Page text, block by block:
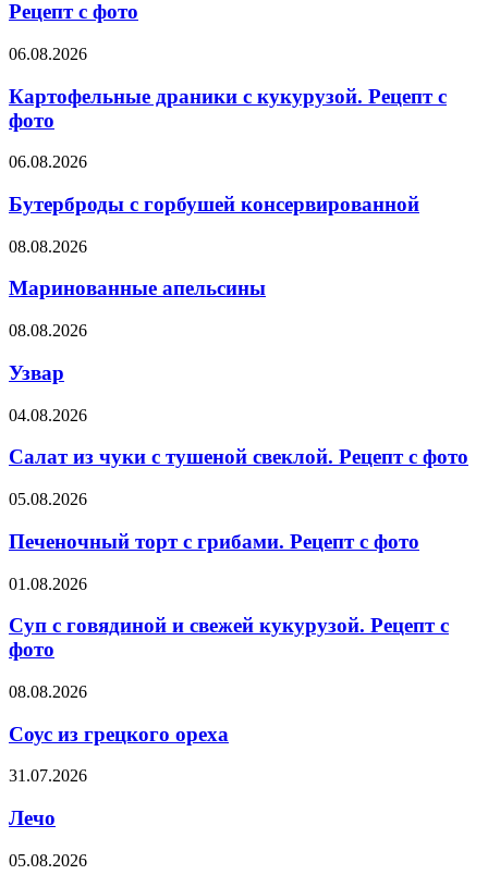
зернистым
Рецепт
фото
Рецепт с фото
Картофельные
с
кукурузой.
Рецепт
фото
06.08.2026
Картофельные драники с кукурузой. Рецепт с
фото
Бутерброды
горбушей
консервированной
06.08.2026
Бутерброды с горбушей консервированной
Маринованные
08.08.2026
Маринованные апельсины
Узвар
08.08.2026
Узвар
Салат
чуки
тушеной
Рецепт
с
04.08.2026
Салат из чуки с тушеной свеклой. Рецепт с фото
Печеночный
с
грибами.
Рецепт
с
фото
05.08.2026
Печеночный торт с грибами. Рецепт с фото
Суп
говядиной
и
свежей
Рецепт
фото
01.08.2026
Суп с говядиной и свежей кукурузой. Рецепт с
фото
Соус
грецкого
ореха
08.08.2026
Соус из грецкого ореха
Лечо
31.07.2026
Лечо
Турецкий
05.08.2026